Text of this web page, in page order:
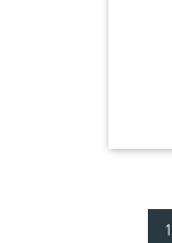
1